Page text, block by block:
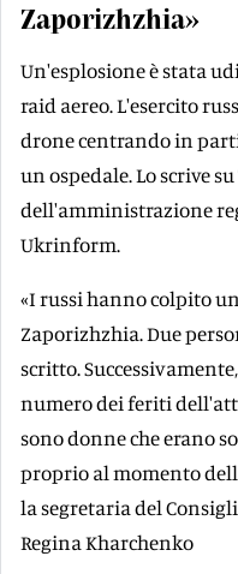
Zaporizhzhia»
Un'esplosione è stata
raid aereo. L'esercito
drone centrando in
un ospedale. Lo scrive
dell'amministrazione
Ukrinform.
«I russi hanno colpito
Zaporizhzhia. Due
scritto.
numero dei feriti
sono donne che erano
proprio al momento
la segretaria del
Regina Kharchenko